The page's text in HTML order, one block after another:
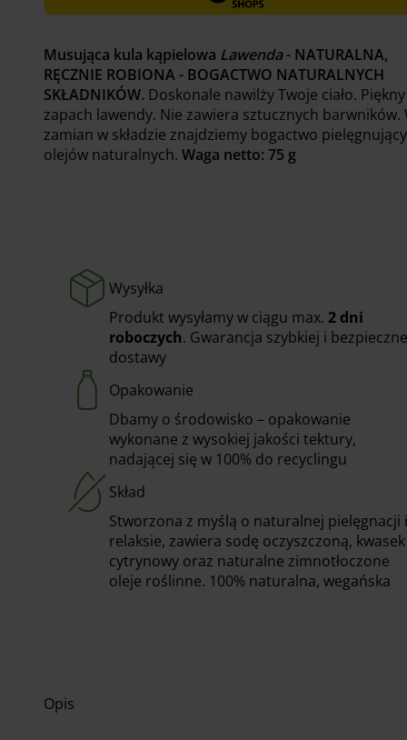
Musująca kula kąpielowa Lawenda- NATURALNA,
RĘCZNIE ROBIONA - BOGACTWO NATURALNYCH
SKŁADNIKÓW. Doskonale nawilży Twoje ciało. Piękny
zapach lawendy. Nie zawiera sztucznych barwników.
zamian w składzie znajdziemy bogactwo
olejów naturalnych. Waga netto: 75 g
Wysyłka
Produkt wysyłamy w ciągu max. 2 dni
roboczych. Gwarancja szybkiej i
dostawy
Opakowanie
Dbamy o środowisko – opakowanie
wykonane z wysokiej jakości tektury,
nadającej się w 100% do recyclingu
Skład
Stworzona z myślą o naturalnej pielęgnacji i
relaksie, zawiera sodę oczyszczoną, kwasek
cytrynowy oraz naturalne zimnotłoczone
oleje roślinne. 100% naturalna, wegańska
Opis